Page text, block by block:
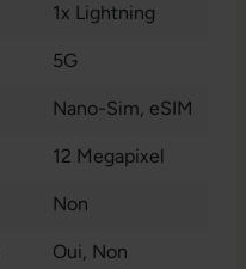
1x Lightning
5G
Nano-Sim, eSIM
12 Megapixel
Non
Oui, Non